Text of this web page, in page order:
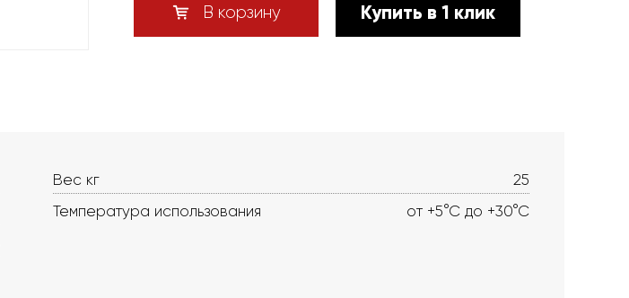
В корзину Купить в 1 клик
Вес кг
25
Температура использования
от +5°С до +30°С